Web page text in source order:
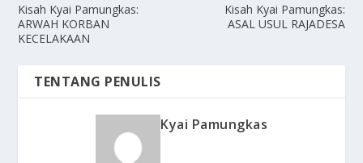
Kisah Kyai Pamungkas:
ARWAH KORBAN
KECELAKAAN
Kisah Kyai Pamungkas:
ASAL USUL RAJADESA
TENTANG PENULIS
Kyai Pamungkas